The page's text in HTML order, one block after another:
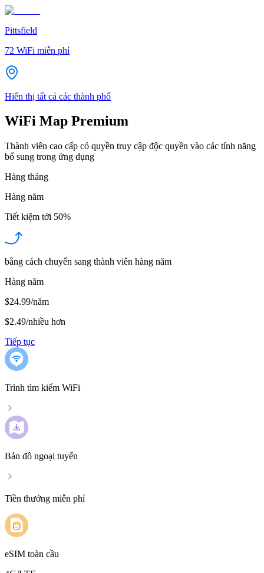
Pittsfield
72 WiFi miễn phí
Hiển thị tất cả các thành phố
WiFi Map Premium
Thành viên cao cấp có quyền truy cập độc quyền vào các tính năng
bổ sung trong ứng dụng
Hàng tháng
Hàng năm
Tiết kiệm tới 50%
bằng cách chuyển sang thành viên hàng năm
Hàng năm
$24.99/năm
$2.49/nhiều hơn
Tiếp tục
Trình tìm kiếm WiFi
Bản đồ ngoại tuyến
Tiền thưởng miễn phí
eSIM toàn cầu